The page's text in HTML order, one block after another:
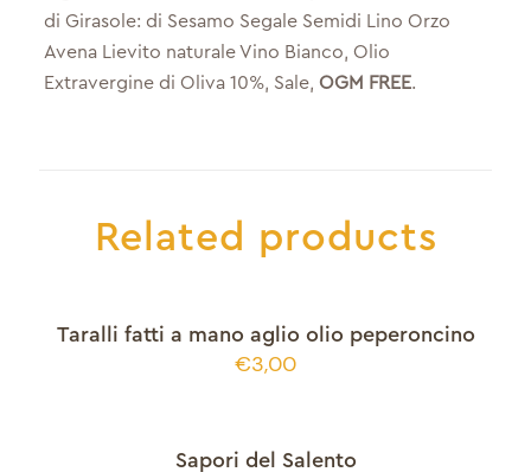
di Girasole: di Sesamo Segale Semidi Lino Orzo
Avena Lievito naturale Vino Bianco, Olio
Extravergine di Oliva 10%, Sale, OGM FREE.
Related products
Taralli fatti a mano aglio olio peperoncino
€3,00
Sapori del Salento